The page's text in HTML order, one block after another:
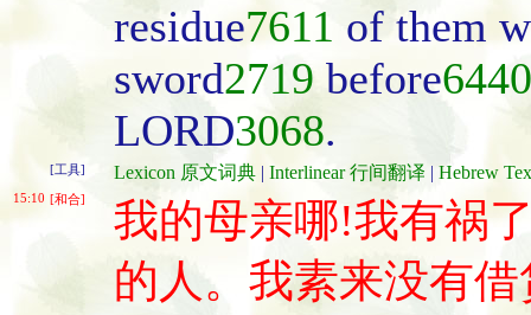
residue7611 of them
sword2719before6440
LORD3068.
[工具] Lexicon 原文词典 | Interlinear 行间翻译 | Hebrew
15:10 [和合]
我的母亲哪!我有祸
的人。我素来没有